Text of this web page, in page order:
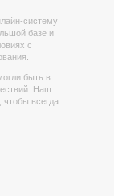
систему
базе и
с
быть в
Наш
всегда